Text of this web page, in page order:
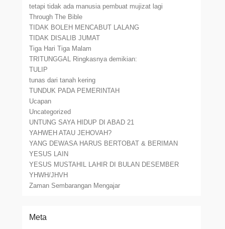
tetapi tidak ada manusia pembuat mujizat lagi
Through The Bible
TIDAK BOLEH MENCABUT LALANG
TIDAK DISALIB JUMAT
Tiga Hari Tiga Malam
TRITUNGGAL Ringkasnya demikian:
TULIP
tunas dari tanah kering
TUNDUK PADA PEMERINTAH
Ucapan
Uncategorized
UNTUNG SAYA HIDUP DI ABAD 21
YAHWEH ATAU JEHOVAH?
YANG DEWASA HARUS BERTOBAT & BERIMAN
YESUS LAIN
YESUS MUSTAHIL LAHIR DI BULAN DESEMBER
YHWH/JHVH
Zaman Sembarangan Mengajar
Meta